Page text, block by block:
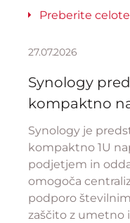
Preberite
27.07.2026
Synology
kompaktno
Synology je
kompaktno 1U
podjetjem in
omogoča
podporo
zaščito z umetno